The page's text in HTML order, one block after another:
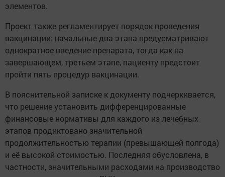
элементов.
Проект также регламентирует порядок проведения
вакцинации: начальные два этапа предусматривают
однократное введение препарата, тогда как на
завершающем, третьем этапе, пациенту предстоит
пройти пять процедур вакцинации.
В пояснительной записке к документу подчеркивается,
что решение установить дифференцированные
финансовые нормативы для каждого из лечебных
этапов продиктовано значительной
продолжительностью терапии (превышающей полгода)
и её высокой стоимостью. Последняя обусловлена, в
частности, значительными расходами на производство